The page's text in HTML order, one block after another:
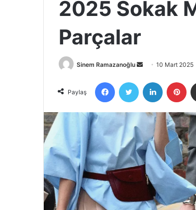
2025 Sokak
Parçalar
Sinem Ramazanoğlu
Bir
posta
göndermek
10 Mart 2025
Paylaş
Facebook LinkedIn